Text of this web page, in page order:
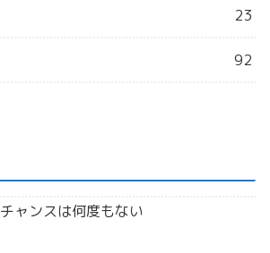
23
92
チャンスは何度もない